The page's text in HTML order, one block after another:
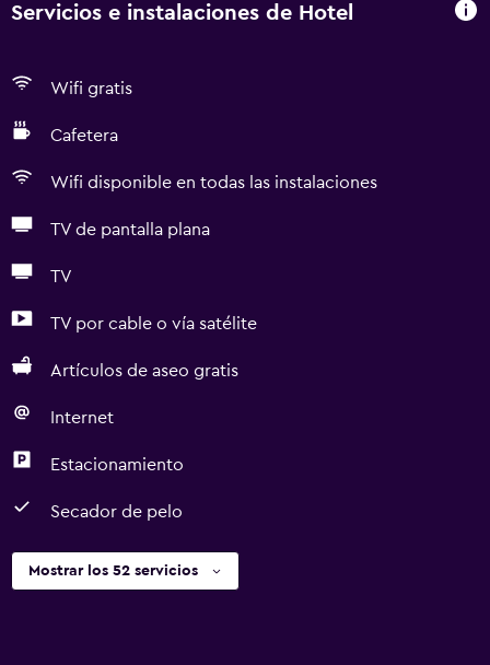
Servicios e instalaciones de Hotel
Wifi gratis
Cafetera
Wifi disponible en todas las instalaciones
TV de pantalla plana
TV
TV por cable o vía satélite
Artículos de aseo gratis
Internet
Estacionamiento
Secador de pelo
Mostrar los 52 servicios